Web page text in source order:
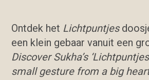
Ontdek het Lichtpuntjes
een klein gebaar vanuit een
Discover Sukha’s
small gesture from a big